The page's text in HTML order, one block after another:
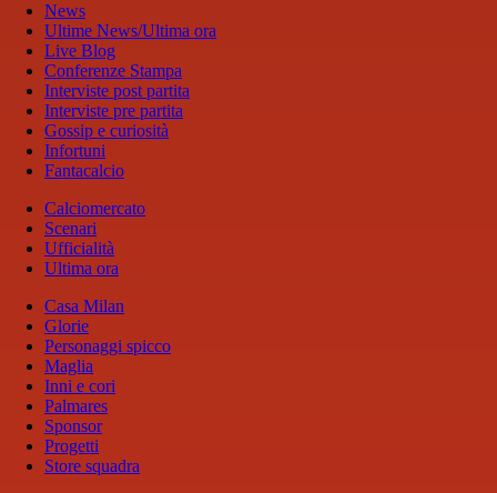
News
Ultime News/Ultima ora
Live Blog
Conferenze Stampa
Interviste post partita
Interviste pre partita
Gossip e curiosità
Infortuni
Fantacalcio
Calciomercato
Scenari
Ufficialità
Ultima ora
Casa Milan
Glorie
Personaggi spicco
Maglia
Inni e cori
Palmares
Sponsor
Progetti
Store squadra